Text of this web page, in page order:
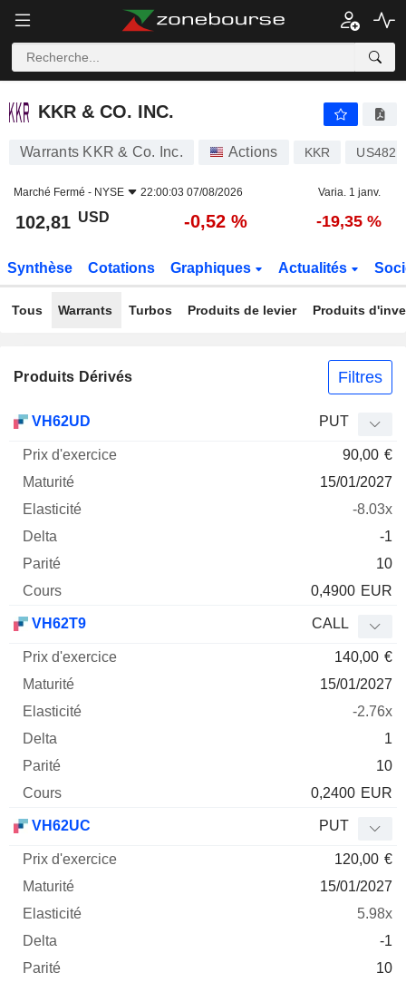
KKR & CO. INC.
KKR & CO. INC.
Warrants KKR & Co. Inc. Actions KKR
Marché Fermé - NYSE 22:00:03 07/08/2026 Varia. 1 janv.
102,81 USD -0,52 % -19,35 %
Synthèse Cotations Graphiques Actualités
Tous Warrants Turbos Produits de levier Produits
Produits Dérivés Filtres
Mnemo Type
Parité
VH62UD PUT
90,00 €
15/01/2027
-8.03x
-1
10
0,4900 EUR
VH62T9 CALL
140,00 €
15/01/2027
-2.76x
1
10
0,2400 EUR
VH62UC PUT
120,00 €
15/01/2027
5.98x
-1
10